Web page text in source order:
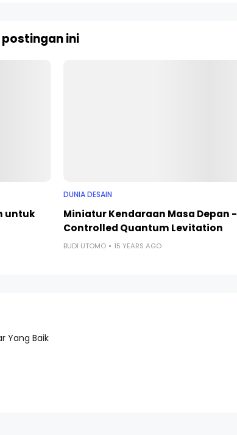
ini
untuk
DUNIA DESAIN
Miniatur Kendaraan Masa Depan -
Controlled Quantum Levitation
BUDI UTOMO 15 YEARS AGO
Yang Baik